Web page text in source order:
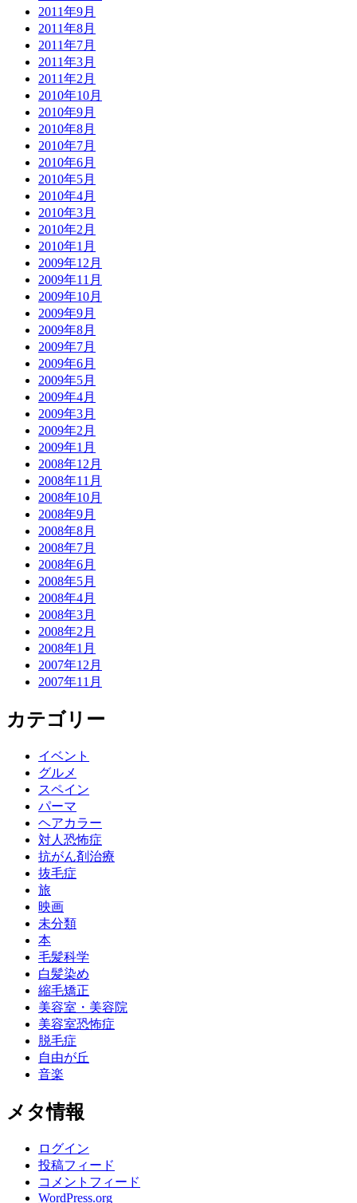
2011年9月
2011年8月
2011年7月
2011年3月
2011年2月
2010年10月
2010年9月
2010年8月
2010年7月
2010年6月
2010年5月
2010年4月
2010年3月
2010年2月
2010年1月
2009年12月
2009年11月
2009年10月
2009年9月
2009年8月
2009年7月
2009年6月
2009年5月
2009年4月
2009年3月
2009年2月
2009年1月
2008年12月
2008年11月
2008年10月
2008年9月
2008年8月
2008年7月
2008年6月
2008年5月
2008年4月
2008年3月
2008年2月
2008年1月
2007年12月
2007年11月
カテゴリー
イベント
グルメ
スペイン
パーマ
ヘアカラー
対人恐怖症
抗がん剤治療
抜毛症
旅
映画
未分類
本
毛髪科学
白髪染め
縮毛矯正
美容室・美容院
美容室恐怖症
脱毛症
自由が丘
音楽
メタ情報
ログイン
投稿フィード
コメントフィード
WordPress.org